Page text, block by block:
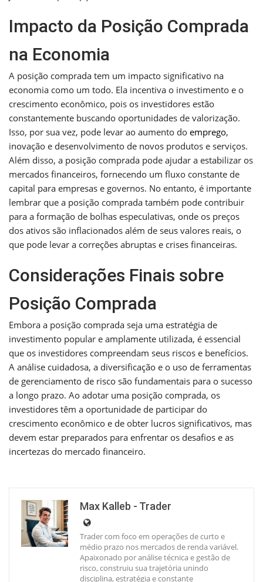
Impacto da Posição Comprada
na Economia
A posição comprada tem um impacto significativo na
economia como um todo. Ela incentiva o investimento e o
crescimento econômico, pois os investidores estão
constantemente buscando oportunidades de valorização.
Isso, por sua vez, pode levar ao aumento do emprego,
inovação e desenvolvimento de novos produtos e serviços.
Além disso, a posição comprada pode ajudar a estabilizar os
mercados financeiros, fornecendo um fluxo constante de
capital para empresas e governos. No entanto, é importante
lembrar que a posição comprada também pode contribuir
para a formação de bolhas especulativas, onde os preços
dos ativos são inflacionados além de seus valores reais, o
que pode levar a correções abruptas e crises financeiras.
Considerações Finais sobre
Posição Comprada
Embora a posição comprada seja uma estratégia de
investimento popular e amplamente utilizada, é essencial
que os investidores compreendam seus riscos e benefícios.
A análise cuidadosa, a diversificação e o uso de ferramentas
de gerenciamento de risco são fundamentais para o sucesso
a longo prazo. Ao adotar uma posição comprada, os
investidores têm a oportunidade de participar do
crescimento econômico e de obter lucros significativos, mas
devem estar preparados para enfrentar os desafios e as
incertezas do mercado financeiro.
Max Kalleb - Trader
Trader com foco em operações de curto e
médio prazo nos mercados de renda variável.
Apaixonado por análise técnica e gestão de
risco, construiu sua trajetória unindo
disciplina, estratégia e constante